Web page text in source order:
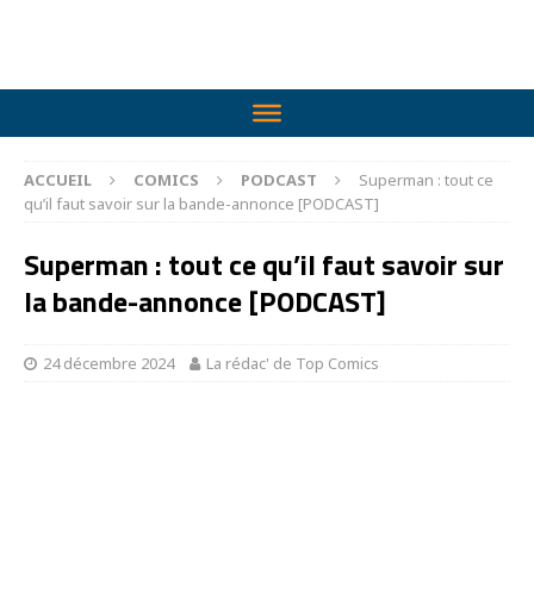
ACCUEIL COMICS PODCAST
Superman : tout ce
qu’il faut savoir sur la bande-annonce [PODCAST]
Superman : tout ce qu’il faut savoir sur
la bande-annonce [PODCAST]
24 décembre 2024 La rédac' de Top Comics